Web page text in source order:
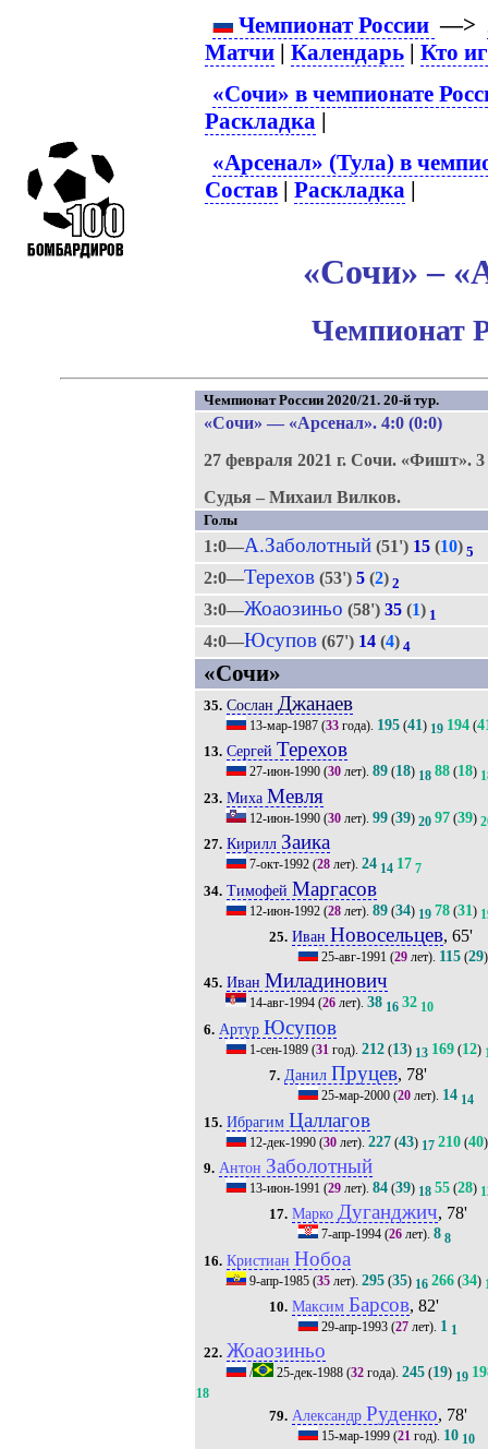
Чемпионат России —>
Матчи |Календарь |Кто
«Сочи» в чемпионате
Раскладка |
«Арсенал» (Тула) в
Состав |Раскладка |
«Сочи» –
Чемпионат
Чемпионат России 2020/21. 20-й тур.
«Сочи» — «Арсенал». 4:0 (0:0)
27 февраля 2021 г. Сочи. «Фишт». 3
Судья – Михаил Вилков.
Голы
1:0—А.Заболотный(51') 15(10) 5
2:0—Терехов(53') 5(2) 2
3:0—Жоаозиньо (58') 35(1) 1
4:0—Юсупов(67') 14(4) 4
«Сочи»
35. Сослан Джанаев
13-мар-1987(33года). 195(41) 19 194(
13. Сергей Терехов
27-июн-1990(30лет). 89(18) 18 88(18)
23. Миха Мевля
12-июн-1990(30лет). 99(39) 20 97(39)
27. Кирилл Заика
7-окт-1992(28лет). 24 14 17 7
34. Тимофей Маргасов
12-июн-1992(28лет). 89(34) 19 78(31)
25. Иван Новосельцев, 65'
25-авг-1991 (29 лет). 115 (29)
45. Иван Миладинович
14-авг-1994(26лет). 38 16 32 10
6. Артур Юсупов
1-сен-1989(31 год). 212(13) 13 169(12)
7. Данил Пруцев, 78'
25-мар-2000 (20 лет). 14 14
15. Ибрагим Цаллагов
12-дек-1990(30лет). 227(43) 17 210(40)
9. Антон Заболотный
13-июн-1991 (29лет). 84(39) 18 55(28)
17. Марко Дуганджич, 78'
7-апр-1994 (26 лет).8 8
16. Кристиан Нобоа
9-апр-1985(35лет). 295(35) 16 266(34)
10. Максим Барсов, 82'
29-апр-1993 (27 лет). 1 1
22. Жоаозиньо
/ 25-дек-1988(32года). 245(19) 19
18
79. Александр Руденко, 78'
15-мар-1999 (21 год). 10 10